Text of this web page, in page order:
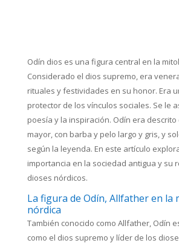
Odín dios es una figura central en la
Considerado el dios supremo, era
rituales y festividades en su honor. Era
protector de los vínculos sociales. Se le
poesía y la inspiración. Odín era
mayor, con barba y pelo largo y gris, y
según la leyenda. En este artículo
importancia en la sociedad antigua y su
dioses nórdicos.
La figura de Odín, Allfather en la
nórdica
También conocido como Allfather, Odín
como el dios supremo y líder de los